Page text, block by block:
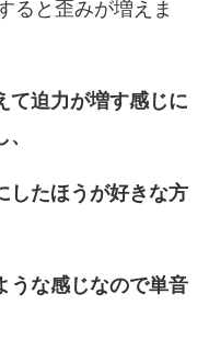
ると歪みが増えま
て迫力が増す感じに
したほうが好きな方
うな感じなので単音